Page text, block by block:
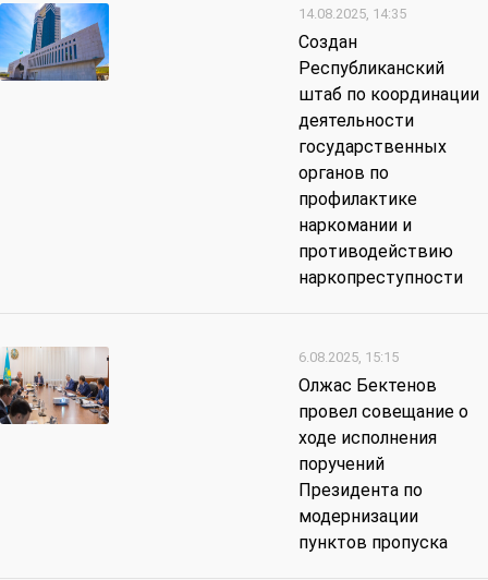
14.08.2025, 14:35
Создан
Республиканский
штаб по координации
деятельности
государственных
органов по
профилактике
наркомании и
противодействию
наркопреступности
6.08.2025, 15:15
Олжас Бектенов
провел совещание о
ходе исполнения
поручений
Президента по
модернизации
пунктов пропуска